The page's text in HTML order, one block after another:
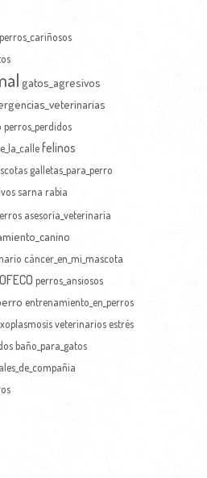
perros_cariñosos
gatos_agresivos
perros_perdidos
felinos
galletas_para_perro
sarna rabia
asesoría_veterinaria
cáncer_en_mi_mascota
perros_ansiosos
entrenamiento_en_perros
veterinarios estrés
baño_para_gatos